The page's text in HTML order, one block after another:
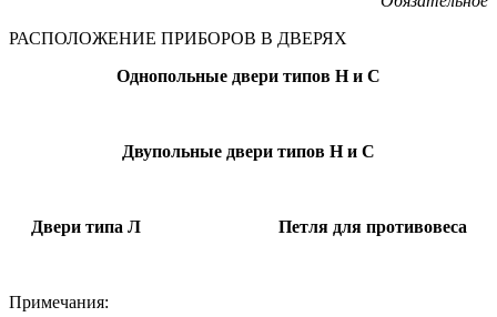
РАСПОЛОЖЕНИЕ ПРИБОРОВ В ДВЕРЯХ
Однопольные двери типов Н и С
Двупольные двери типов Н и С
Двери типа Л Петля для противовеса
Примечания: